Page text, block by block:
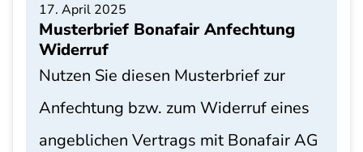
17. April 2025
Musterbrief Bonafair Anfechtung
Widerruf
Nutzen Sie diesen Musterbrief zur
Anfechtung bzw. zum Widerruf eines
angeblichen Vertrags mit Bonafair AG